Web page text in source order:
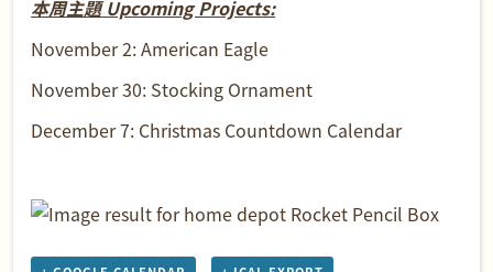
本周主題 Upcoming Projects:
November 2: American Eagle
November 30: Stocking Ornament
December 7: Christmas Countdown Calendar